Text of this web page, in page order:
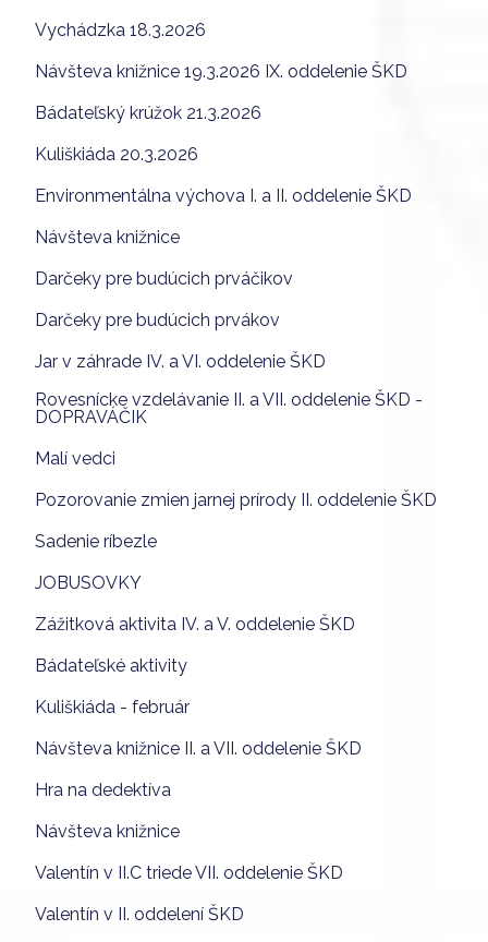
Vychádzka 18.3.2026
Návšteva knižnice 19.3.2026 IX. oddelenie ŠKD
Bádateľský krúžok 21.3.2026
Kuliškiáda 20.3.2026
Environmentálna výchova I. a II. oddelenie ŠKD
Návšteva knižnice
Darčeky pre budúcich prváčikov
Darčeky pre budúcich prvákov
Jar v záhrade IV. a VI. oddelenie ŠKD
Rovesnícke vzdelávanie II. a VII. oddelenie ŠKD -
DOPRAVÁČIK
Malí vedci
Pozorovanie zmien jarnej prírody II. oddelenie ŠKD
Sadenie ríbezle
JOBUSOVKY
Zážitková aktivita IV. a V. oddelenie ŠKD
Bádateľské aktivity
Kuliškiáda - február
Návšteva knižnice II. a VII. oddelenie ŠKD
Hra na dedektíva
Návšteva knižnice
Valentín v II.C triede VII. oddelenie ŠKD
Valentín v II. oddelení ŠKD